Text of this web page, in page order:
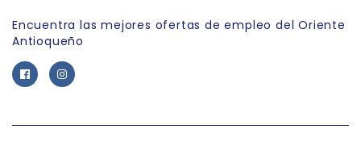
Encuentra las mejores ofertas de empleo del Oriente
Antioqueño